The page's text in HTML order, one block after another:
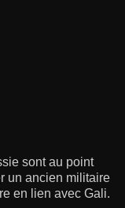
sont au point
un ancien militaire
en lien avec Gali.